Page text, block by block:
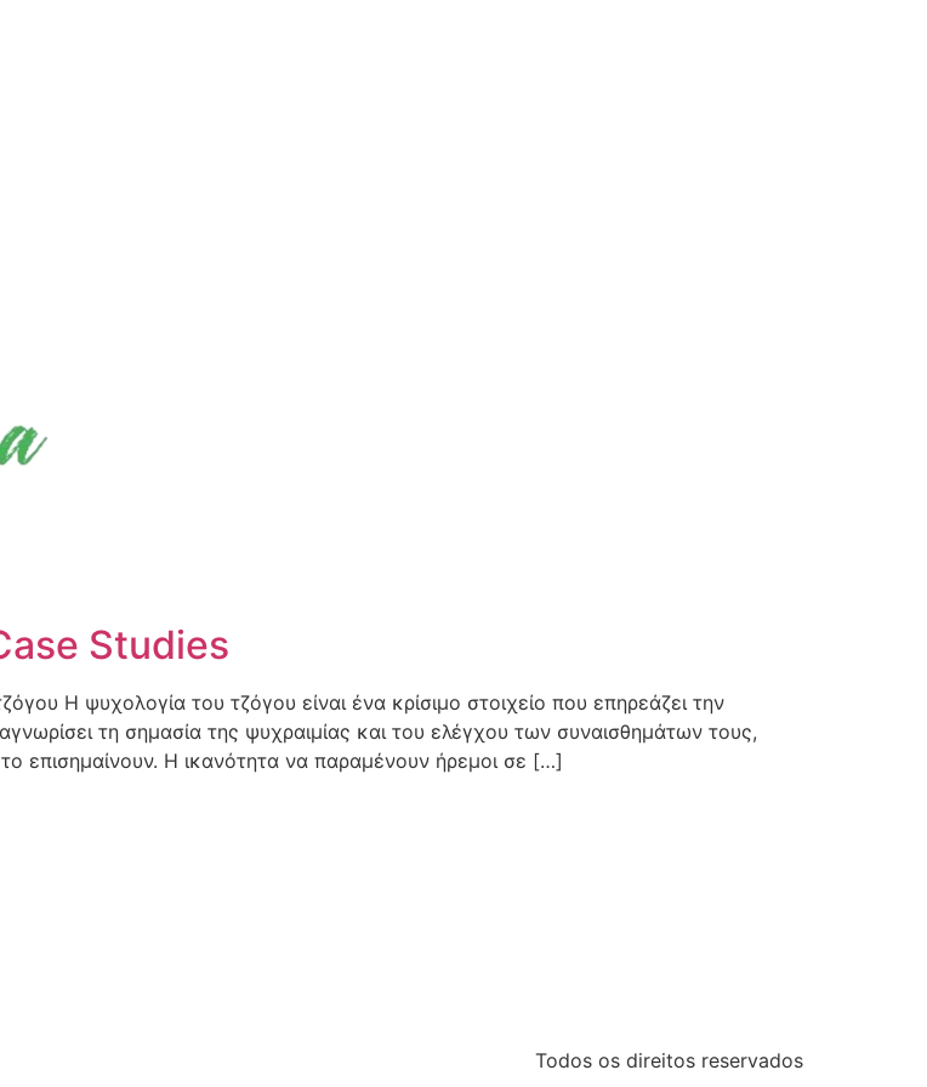
Studies
Η ψυχολογία του τζόγου είναι ένα κρίσιμο στοιχείο που επηρεάζει την
τη σημασία της ψυχραιμίας και του ελέγχου των συναισθημάτων τους,
επισημαίνουν. Η ικανότητα να παραμένουν ήρεμοι σε […]
Todos os direitos reservados